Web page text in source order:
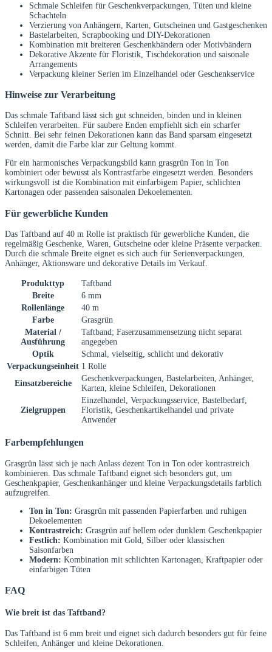
Schmale Schleifen für Geschenkverpackungen, Tüten und kleine
Schachteln
Verzierung von Anhängern, Karten, Gutscheinen und Gastgeschenken
Bastelarbeiten, Scrapbooking und DIY-Dekorationen
Kombination mit breiteren Geschenkbändern oder Motivbändern
Dekorative Akzente für Floristik, Tischdekoration und saisonale
Arrangements
Verpackung kleiner Serien im Einzelhandel oder Geschenkservice
Hinweise zur Verarbeitung
Das schmale Taftband lässt sich gut schneiden, binden und in kleinen
Schleifen verarbeiten. Für saubere Enden empfiehlt sich ein scharfer
Schnitt. Bei sehr feinen Dekorationen kann das Band sparsam eingesetzt
werden, damit die Farbe klar zur Geltung kommt.
Für ein harmonisches Verpackungsbild kann grasgrün Ton in Ton
kombiniert oder bewusst als Kontrastfarbe eingesetzt werden. Besonders
wirkungsvoll ist die Kombination mit einfarbigem Papier, schlichten
Kartonagen oder passenden saisonalen Dekoelementen.
Für gewerbliche Kunden
Das Taftband auf 40 m Rolle ist praktisch für gewerbliche Kunden, die
regelmäßig Geschenke, Waren, Gutscheine oder kleine Präsente verpacken.
Durch die schmale Breite eignet es sich auch für Serienverpackungen,
Anhänger, Aktionsware und dekorative Details im Verkauf.
Produkttyp
Taftband
Breite
6 mm
Rollenlänge
40 m
Farbe
Grasgrün
Material /
Ausführung
Taftband; Faserzusammensetzung nicht separat
angegeben
Optik
Schmal, vielseitig, schlicht und dekorativ
Verpackungseinheit 1 Rolle
Einsatzbereiche
Geschenkverpackungen, Bastelarbeiten, Anhänger,
Karten, kleine Schleifen, Dekorationen
Zielgruppen
Einzelhandel, Verpackungsservice, Bastelbedarf,
Floristik, Geschenkartikelhandel und private
Anwender
Farbempfehlungen
Grasgrün lässt sich je nach Anlass dezent Ton in Ton oder kontrastreich
kombinieren. Das schmale Taftband eignet sich besonders gut, um
Geschenkpapier, Geschenkanhänger und kleine Verpackungsdetails farblich
aufzugreifen.
Ton in Ton: Grasgrün mit passenden Papierfarben und ruhigen
Dekoelementen
Kontrastreich: Grasgrün auf hellem oder dunklem Geschenkpapier
Festlich: Kombination mit Gold, Silber oder klassischen
Saisonfarben
Modern: Kombination mit schlichten Kartonagen, Kraftpapier oder
einfarbigen Tüten
FAQ
Wie breit ist das Taftband?
Das Taftband ist 6 mm breit und eignet sich dadurch besonders gut für feine
Schleifen, Anhänger und kleine Dekorationen.